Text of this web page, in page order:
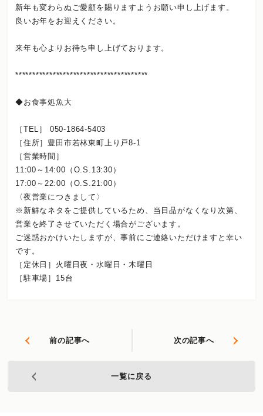
新年も変わらぬご愛顧を賜りますようお願い申し上げます。
良いお年をお迎えください。
来年も心よりお待ち申し上げております。
***************************************
◆お食事処魚大
［TEL］ 050-1864-5403
［住所］豊田市若林東町上り戸8-1
［営業時間］
11:00～14:00（O.S.13:30）
17:00～22:00（O.S.21:00）
〈夜営業につきまして〉
※新鮮なネタをご提供しているため、当日品がなくなり次第、
営業を終了させていただく場合がございます。
ご迷惑おかけいたしますが、事前にご連絡いただけますと幸い
です。
［定休日］火曜日夜・水曜日・木曜日
［駐車場］15台
前の記事へ 次の記事へ
一覧に戻る